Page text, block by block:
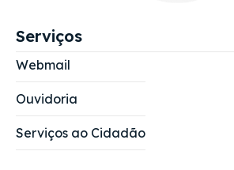
Serviços
Webmail
Ouvidoria
Serviços ao Cidadão